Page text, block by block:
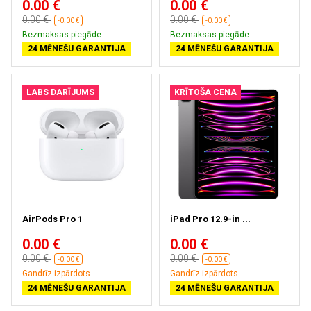
0.00 €
0.00 € -0.00 €
Bezmaksas piegāde
24 MĒNEŠU GARANTIJA
0.00 €
0.00 € -0.00 €
Bezmaksas piegāde
24 MĒNEŠU GARANTIJA
LABS DARĪJUMS
AirPods Pro 1
0.00 €
0.00 € -0.00 €
Gandrīz izpārdots
24 MĒNEŠU GARANTIJA
KRĪTOŠA CENA
iPad Pro 12.9-in ...
0.00 €
0.00 € -0.00 €
Gandrīz izpārdots
24 MĒNEŠU GARANTIJA